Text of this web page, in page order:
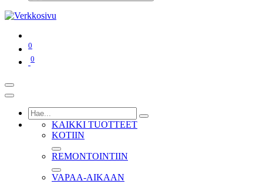
0
0
KAIKKI TUOTTEET
KOTIIN
REMONTOINTIIN
VAPAA-AIKAAN